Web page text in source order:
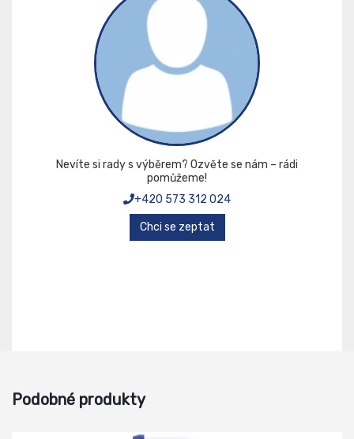
Nevíte si rady s výběrem? Ozvěte se nám – rádi
pomůžeme!
+420 573 312 024
Chci se zeptat
Podobné produkty